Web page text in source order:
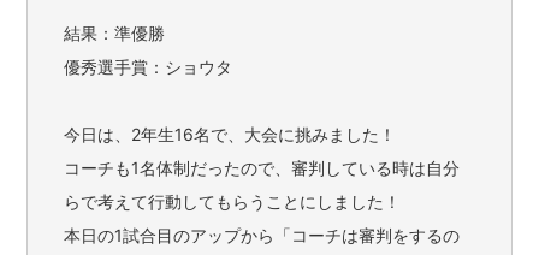
結果：準優勝
優秀選手賞：ショウタ
今日は、2年生16名で、大会に挑みました！
コーチも1名体制だったので、審判している時は自分
らで考えて行動してもらうことにしました！
本日の1試合目のアップから「コーチは審判をするの